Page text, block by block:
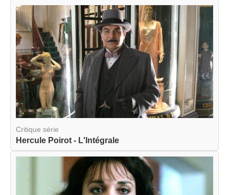
Critique série
Hercule Poirot - L'Intégrale